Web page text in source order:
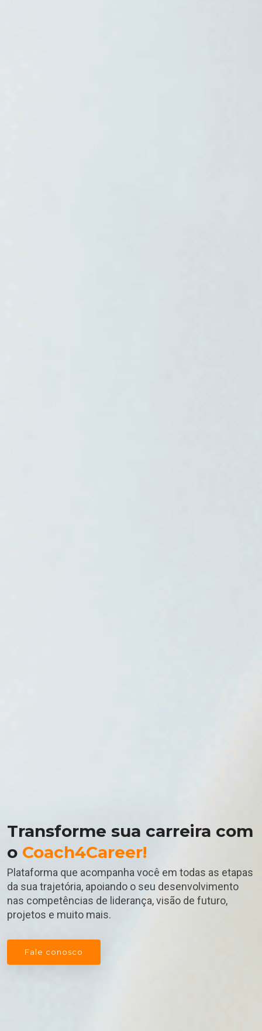
Transforme sua carreira com
o Coach4Career!
Plataforma que acompanha você em todas as etapas
da sua trajetória, apoiando o seu desenvolvimento
nas competências de liderança, visão de futuro,
projetos e muito mais.
Fale conosco